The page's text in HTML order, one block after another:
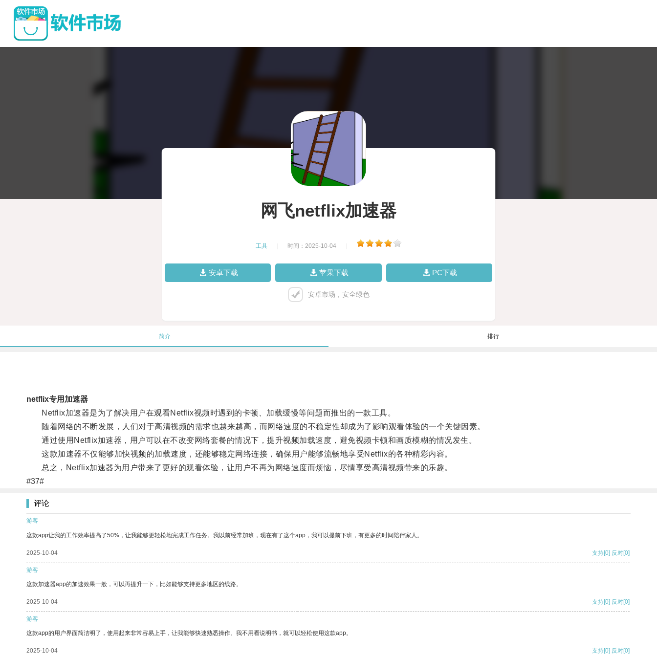
网飞netflix加速器
工具 时间：2025-10-04
安卓下载 苹果下载 PC下载
安卓市场，安全绿色
简介 排行
netflix专用加速器
Netflix加速器是为了解决用户在观看Netflix视频时遇到的卡顿、加载缓慢等问题而推出的一款工具。
随着网络的不断发展，人们对于高清视频的需求也越来越高，而网络速度的不稳定性却成为了影响观看体验的一个关键因素。
通过使用Netflix加速器，用户可以在不改变网络套餐的情况下，提升视频加载速度，避免视频卡顿和画质模糊的情况发生。
这款加速器不仅能够加快视频的加载速度，还能够稳定网络连接，确保用户能够流畅地享受Netflix的各种精彩内容。
总之，Netflix加速器为用户带来了更好的观看体验，让用户不再为网络速度而烦恼，尽情享受高清视频带来的乐趣。
#37#
评论
游客
这款app让我的工作效率提高了50%，让我能够更轻松地完成工作任务。我以前经常加班，现在有了这个app，我可以提前下班，有更多的时间陪伴家人。
2025-10-04 支持[0] 反对[0]
游客
这款加速器app的加速效果一般，可以再提升一下，比如能够支持更多地区的线路。
2025-10-04 支持[0] 反对[0]
游客
这款app的用户界面简洁明了，使用起来非常容易上手，让我能够快速熟悉操作。我不用看说明书，就可以轻松使用这款app。
2025-10-04 支持[0] 反对[0]